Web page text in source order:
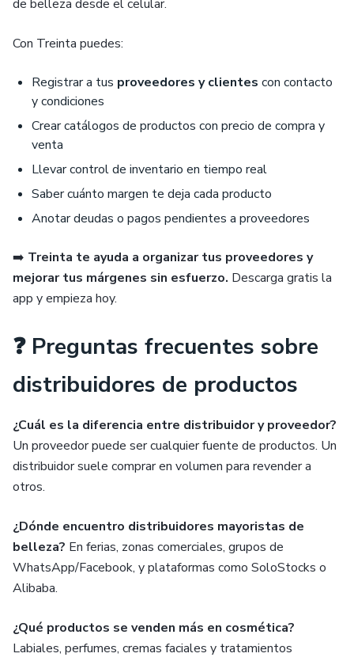
de belleza desde el celular.
Con Treinta puedes:
Registrar a tus proveedores y clientes con contacto
y condiciones
Crear catálogos de productos con precio de compra y
venta
Llevar control de inventario en tiempo real
Saber cuánto margen te deja cada producto
Anotar deudas o pagos pendientes a proveedores
➡️ Treinta te ayuda a organizar tus proveedores y
mejorar tus márgenes sin esfuerzo. Descarga gratis la
app y empieza hoy.
❓ Preguntas frecuentes sobre
distribuidores de productos
¿Cuál es la diferencia entre distribuidor y proveedor?
Un proveedor puede ser cualquier fuente de productos. Un
distribuidor suele comprar en volumen para revender a
otros.
¿Dónde encuentro distribuidores mayoristas de
belleza? En ferias, zonas comerciales, grupos de
WhatsApp/Facebook, y plataformas como SoloStocks o
Alibaba.
¿Qué productos se venden más en cosmética?
Labiales, perfumes, cremas faciales y tratamientos